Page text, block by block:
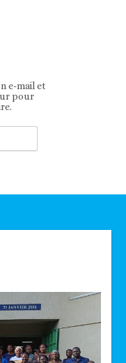
e-mail et
pour